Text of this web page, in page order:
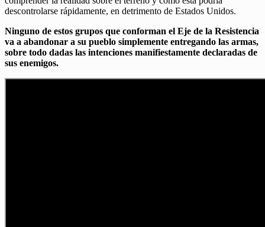
descontrolarse rápidamente, en detrimento de Estados Unidos.
Ninguno de estos grupos que conforman el Eje de la Resistencia
va a abandonar a su pueblo simplemente entregando las armas,
sobre todo dadas las intenciones manifiestamente declaradas de
sus enemigos.